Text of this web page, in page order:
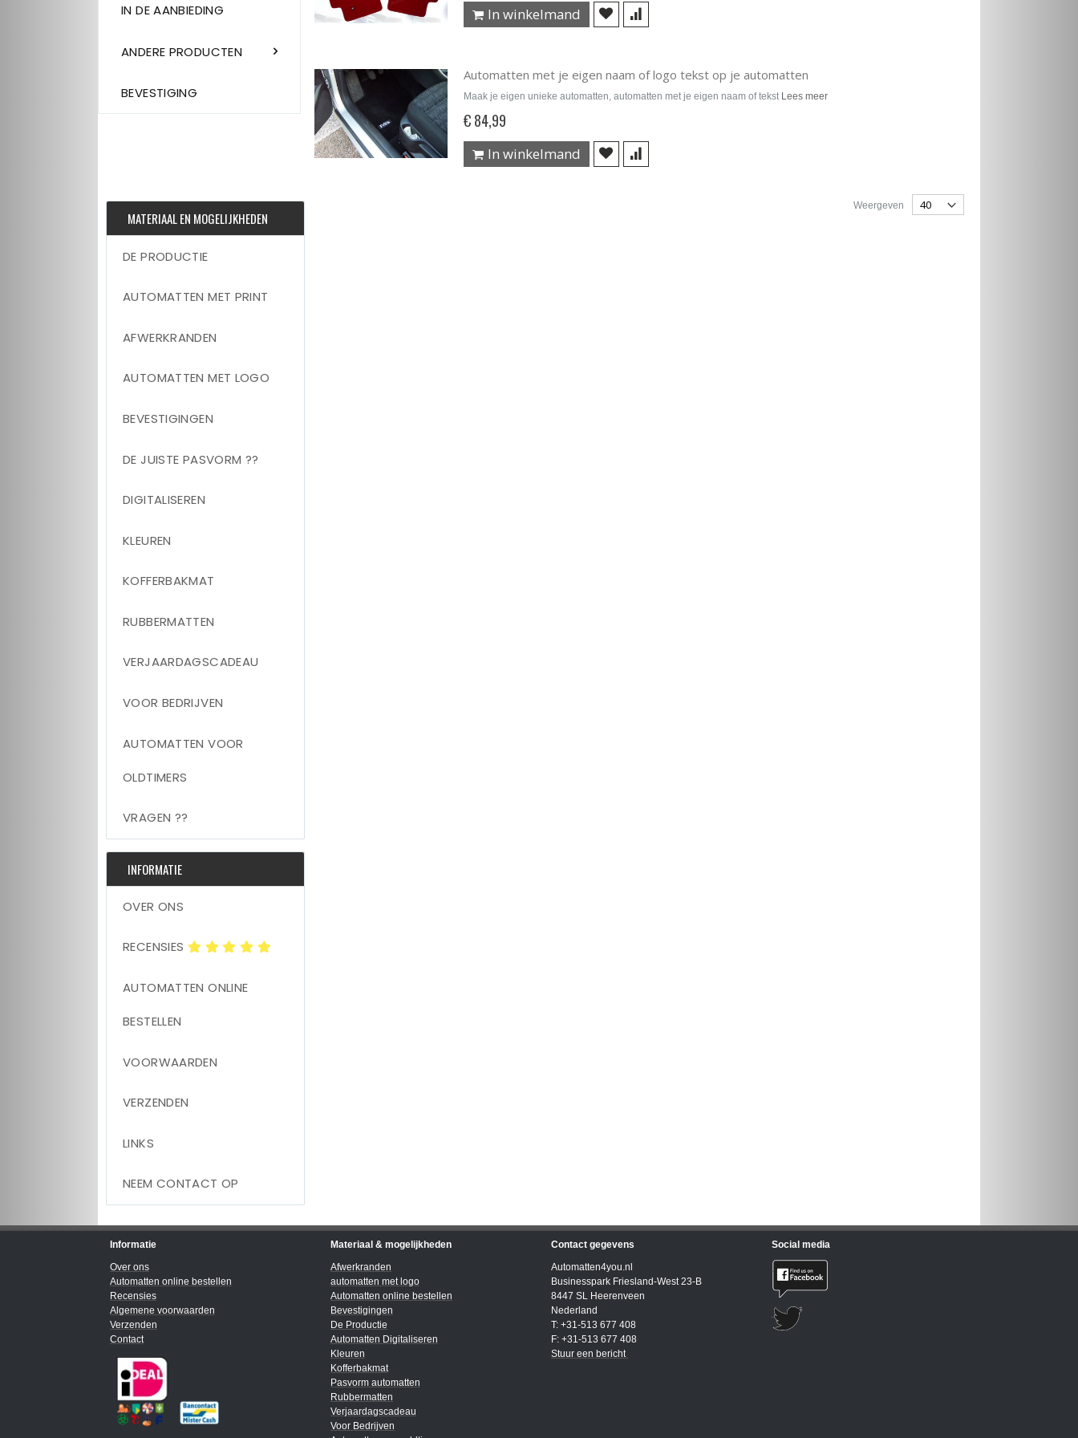
IN DE AANBIEDING
ANDERE PRODUCTEN
BEVESTIGING
In winkelmand
Automatten met je eigen naam of logo tekst op je automatten
Maak je eigen unieke automatten, automatten met je eigen naam of tekst Lees meer
€ 84,99
In winkelmand
Weergeven
MATERIAAL EN MOGELIJKHEDEN
DE PRODUCTIE
AUTOMATTEN MET PRINT
AFWERKRANDEN
AUTOMATTEN MET LOGO
BEVESTIGINGEN
DE JUISTE PASVORM ??
DIGITALISEREN
KLEUREN
KOFFERBAKMAT
RUBBERMATTEN
VERJAARDAGSCADEAU
VOOR BEDRIJVEN
AUTOMATTEN VOOR
OLDTIMERS
VRAGEN ??
INFORMATIE
OVER ONS
RECENSIES
AUTOMATTEN ONLINE
BESTELLEN
VOORWAARDEN
VERZENDEN
LINKS
NEEM CONTACT OP
Informatie
Over ons
Automatten online bestellen
Recensies
Algemene voorwaarden
Verzenden
Contact
Materiaal & mogelijkheden
Afwerkranden
automatten met logo
Automatten online bestellen
Bevestigingen
De Productie
Automatten Digitaliseren
Kleuren
Kofferbakmat
Pasvorm automatten
Rubbermatten
Verjaardagscadeau
Voor Bedrijven
Contact gegevens
Automatten4you.nl
Businesspark Friesland-West 23-B
8447 SL Heerenveen
Nederland
T: +31-513 677 408
F: +31-513 677 408
Stuur een bericht
Social media